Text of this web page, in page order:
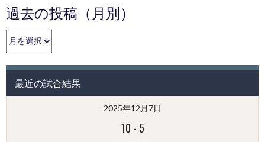
過去の投稿（月別）
過
去
投
（月
最近の試合結果
2025年12月7日
10 - 5